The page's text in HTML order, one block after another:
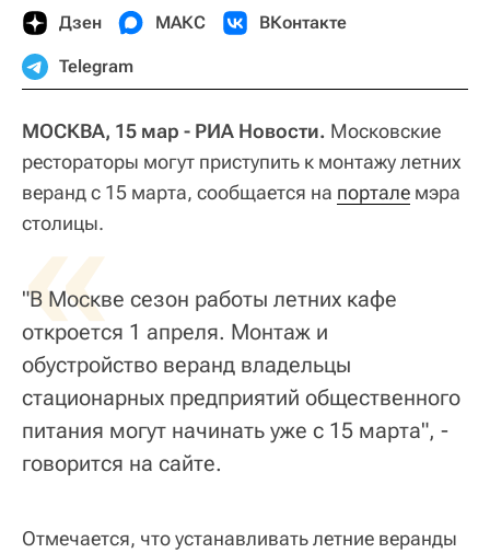
Дзен МАКС ВКонтакте
Telegram
МОСКВА, 15 мар - РИА Новости. Московские
рестораторы могут приступить к монтажу летних
веранд с 15 марта, сообщается на портале мэра
столицы.
«
"В Москве сезон работы летних кафе
откроется 1 апреля. Монтаж и
обустройство веранд владельцы
стационарных предприятий общественного
питания могут начинать уже с 15 марта", -
говорится на сайте.
Отмечается, что устанавливать летние веранды